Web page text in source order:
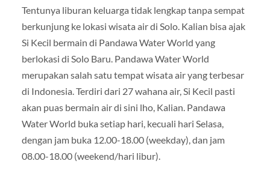
Tentunya liburan keluarga tidak lengkap tanpa sempat
berkunjung ke lokasi wisata air di Solo. Kalian bisa ajak
Si Kecil bermain di Pandawa Water World yang
berlokasi di Solo Baru. Pandawa Water World
merupakan salah satu tempat wisata air yang terbesar
di Indonesia. Terdiri dari 27 wahana air, Si Kecil pasti
akan puas bermain air di sini lho, Kalian. Pandawa
Water World buka setiap hari, kecuali hari Selasa,
dengan jam buka 12.00-18.00 (weekday), dan jam
08.00-18.00 (weekend/hari libur).